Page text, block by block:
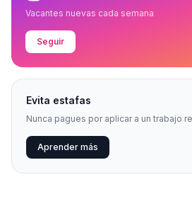
Vacantes nuevas cada semana
Seguir
Evita estafas
Nunca pagues por aplicar a un trabajo
Aprender más